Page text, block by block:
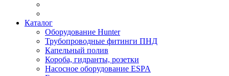
Каталог
Оборудование Hunter
Трубопроводные фитинги ПНД
Капельный полив
Короба, гидранты, розетки
Насосное оборудование ESPA